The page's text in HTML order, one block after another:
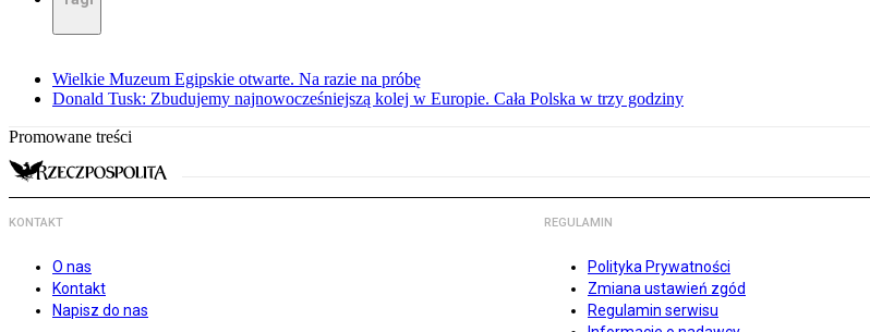
Wielkie Muzeum Egipskie otwarte. Na razie na próbę
Donald Tusk: Zbudujemy najnowocześniejszą kolej w Europie. Cała Polska w trzy godziny
Promowane treści
KONTAKT
O nas
Kontakt
Napisz do nas
REGULAMIN
Polityka Prywatności
Zmiana ustawień zgód
Regulamin serwisu